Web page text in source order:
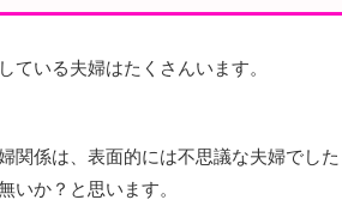
いる夫婦はたくさんいます。
関係は、表面的には不思議な夫婦でした
いか？と思います。